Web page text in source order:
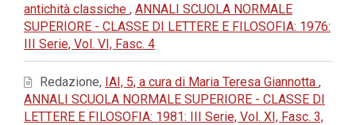
antichità classiche , ANNALI SCUOLA NORMALE
SUPERIORE - CLASSE DI LETTERE E FILOSOFIA: 1976:
III Serie, Vol. VI, Fasc. 4
Redazione, IAI, 5, a cura di Maria Teresa Giannotta ,
ANNALI SCUOLA NORMALE SUPERIORE - CLASSE DI
LETTERE E FILOSOFIA: 1981: III Serie, Vol. XI, Fasc. 3,